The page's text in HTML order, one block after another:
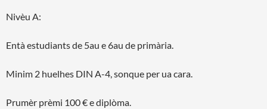
Nivèu A:
Entà estudiants de 5au e 6au de primària.
Minim 2 huelhes DIN A-4, sonque per ua cara.
Prumèr prèmi 100 € e diplòma.